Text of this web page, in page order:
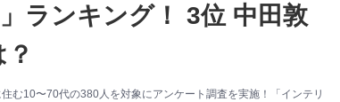
ランキング！ 3位 中田敦
む10〜70代の380人を対象にアンケート調査を実施！「インテリ